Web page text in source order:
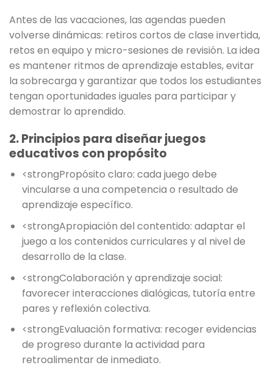
Antes de las vacaciones, las agendas pueden
volverse dinámicas: retiros cortos de clase invertida,
retos en equipo y micro-sesiones de revisión. La idea
es mantener ritmos de aprendizaje estables, evitar
la sobrecarga y garantizar que todos los estudiantes
tengan oportunidades iguales para participar y
demostrar lo aprendido.
2. Principios para diseñar juegos
educativos con propósito
<strongPropósito claro: cada juego debe
vincularse a una competencia o resultado de
aprendizaje específico.
<strongApropiación del contentido: adaptar el
juego a los contenidos curriculares y al nivel de
desarrollo de la clase.
<strongColaboración y aprendizaje social:
favorecer interacciones dialógicas, tutoría entre
pares y reflexión colectiva.
<strongEvaluación formativa: recoger evidencias
de progreso durante la actividad para
retroalimentar de inmediato.